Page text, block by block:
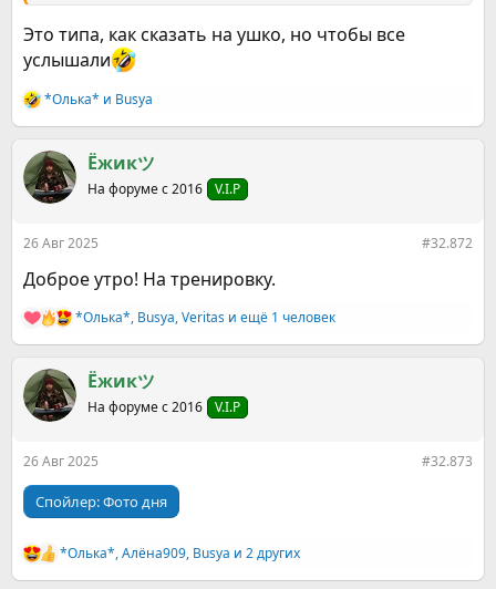
Это типа, как сказать на ушко, но чтобы все
услышали
Р
е
к
ц
и
*Олька* и Busya
Ёжикツ︎
На форуме с 2016 V.I.P
26 Авг 2025 #32.872
Доброе утро! На тренировку.
Р
е
к
ц
и
*Олька*, Busya,Veritas и ещё 1 человек
Ёжикツ︎
На форуме с 2016 V.I.P
26 Авг 2025 #32.873
Спойлер:Фото дня
Р
е
*Олька*,Алёна909, Busya и 2 других